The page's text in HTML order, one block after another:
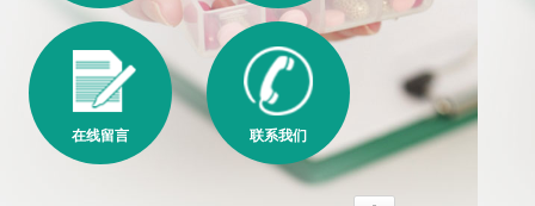
在线留言 联系我们